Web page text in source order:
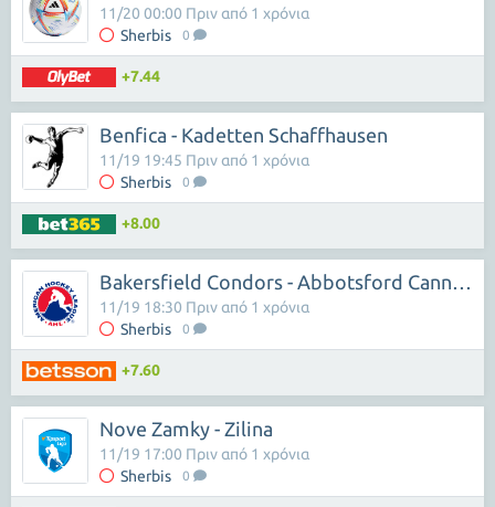
Sherbis 0
11/20 00:00 Πριν από 1 χρόνια
+7.44
Benfica - Kadetten Schaffhausen
Sherbis 0
11/19 19:45 Πριν από 1 χρόνια
+8.00
Bakersfield Condors - Abbotsford Cannuck
Sherbis 0
11/19 18:30 Πριν από 1 χρόνια
+7.60
Nove Zamky - Zilina
Sherbis 0
11/19 17:00 Πριν από 1 χρόνια